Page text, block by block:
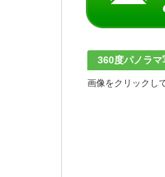
360度パノラマ
画像をクリックし